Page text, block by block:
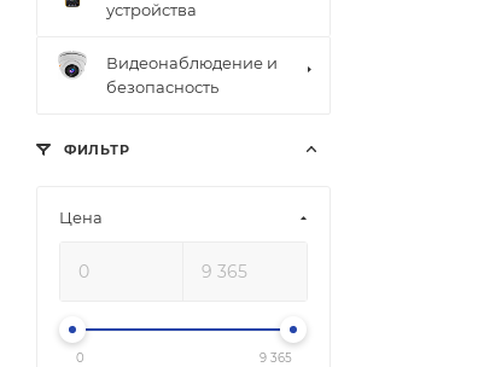
устройства
Видеонаблюдение и
безопасность
ФИЛЬТР
Цена
0 9 365